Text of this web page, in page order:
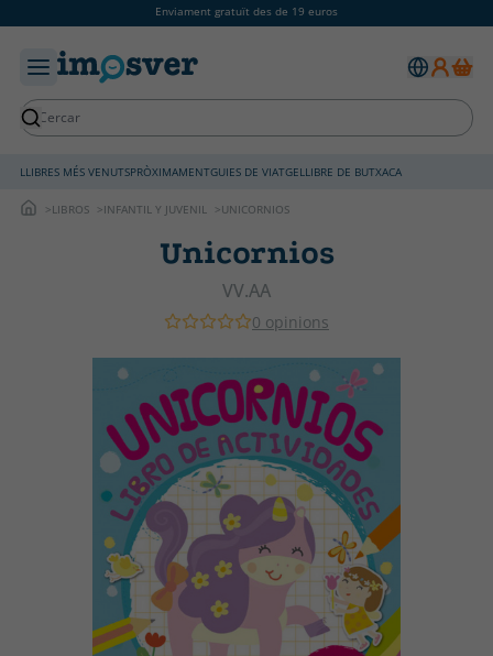
Enviament gratuït des de 19 euros
LLIBRES MÉS VENUTSPRÒXIMAMENTGUIES DE VIATGELLIBRE DE BUTXACA
LIBROS INFANTIL Y JUVENIL UNICORNIOS
Unicornios
VV.AA
0 opinions